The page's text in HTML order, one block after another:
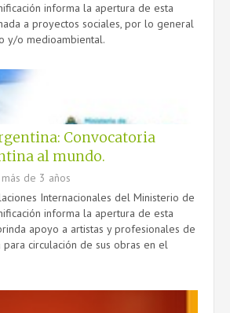
informa la apertura de esta
a proyectos sociales, por lo general
y/o medioambiental.
Convocatoria
al mundo.
de 3 años
Internacionales del Ministerio de
informa la apertura de esta
apoyo a artistas y profesionales de
circulación de sus obras en el